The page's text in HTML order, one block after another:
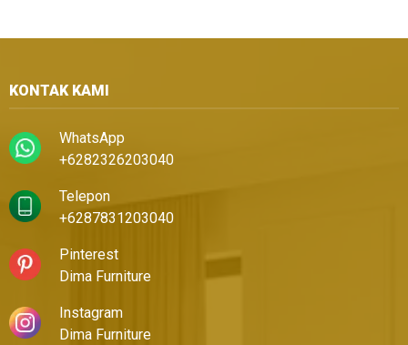
KONTAK KAMI
WhatsApp
+6282326203040
Telepon
+6287831203040
Pinterest
Dima Furniture
Instagram
Dima Furniture